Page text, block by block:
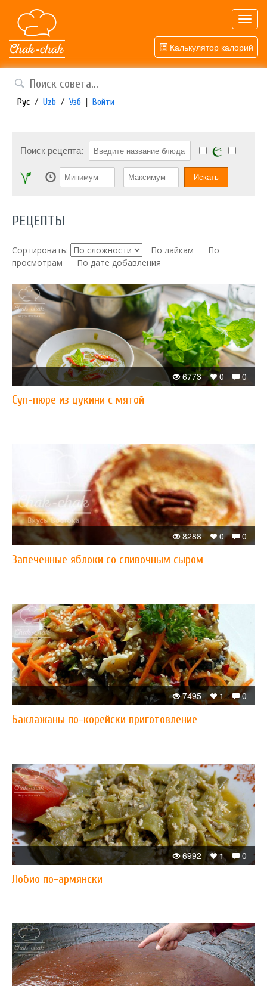
Калькулятор калорий
Рус / Uzb / Узб | Войти
Поиск рецепта:
РЕЦЕПТЫ
Сортировать: По лайкам
По
просмотрам
По дате добавления
0
0
6773
Суп-пюре из цукини с мятой
0
0
8288
Запеченные яблоки со сливочным сыром
0
1
7495
Баклажаны по-корейски приготовление
0
1
6992
Лобио по-армянски